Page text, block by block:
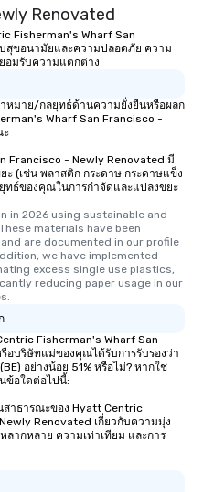
Memorable
Smacking Foodie
to gather and dine
experienced, and all
are special, from the
last. It’s an
leave. Location, Location, Location
One of the best
experience is
restaurants are within
walking distance of
short stroll allows
heading to the next
itinerary. You Get a Dinner and a Show
knowledgeable,
who leads the group
Renovated
Fisherman's Wharf San
สุขอนามัยและความปลอดภัย ความ
อมรับความแตกต่าง
หมาย/กลยุทธ์ด้านความยั่งยืนหรือผลก
Wharf San Francisco -
ะ
Francisco - Newly Renovated มี
(เช่น พลาสติก กระดาษ กระดาษแข็ง
ทธ์ของคุณในการกำจัดและแปลงขยะ
in 2026 using sustainable and
materials have been
are documented in our profile
we have implemented
excess single use plastics,
reducing paper usage in our
Fisherman's Wharf San
อบริษัทแม่ของคุณได้รับการรับรองว่า
อย่างน้อย 51% หรือไม่? หากใช่
ข้อใดต่อไปนี้:
สาธารณะของ Hyatt Centric
Renovated เกี่ยวกับความมุ่ง
ลากหลาย ความเท่าเทียม และการ